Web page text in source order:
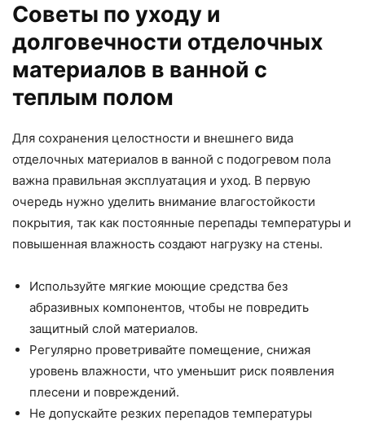
Советы по уходу и
долговечности отделочных
материалов в ванной с
теплым полом
Для сохранения целостности и внешнего вида
отделочных материалов в ванной с подогревом пола
важна правильная эксплуатация и уход. В первую
очередь нужно уделить внимание влагостойкости
покрытия, так как постоянные перепады температуры и
повышенная влажность создают нагрузку на стены.
Используйте мягкие моющие средства без
абразивных компонентов, чтобы не повредить
защитный слой материалов.
Регулярно проветривайте помещение, снижая
уровень влажности, что уменьшит риск появления
плесени и повреждений.
Не допускайте резких перепадов температуры